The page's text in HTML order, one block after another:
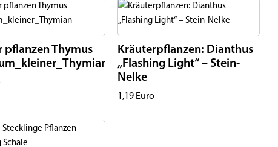
pflanzen Thymus
Kräuterpflanzen: Dianthus
„Flashing Light“ – Stein-
Nelke
1,19 Euro